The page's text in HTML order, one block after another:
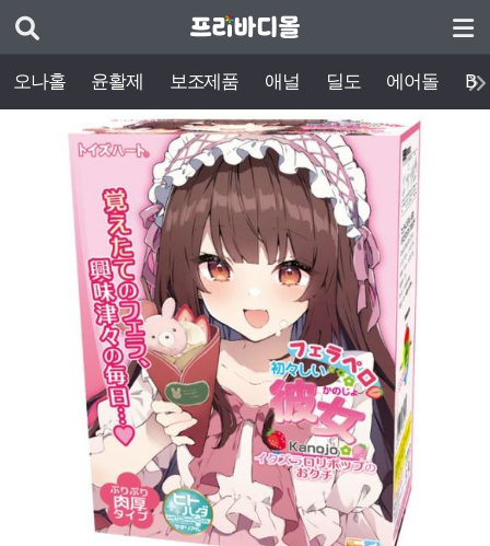
오나홀 윤활제 보조제품 애널 딜도 에어돌